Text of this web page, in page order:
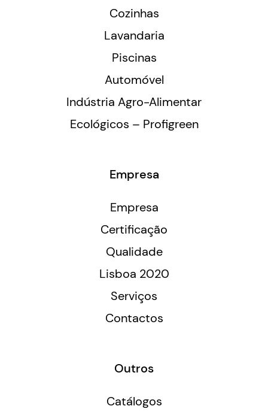
Cozinhas
Lavandaria
Piscinas
Automóvel
Indústria Agro-Alimentar
Ecológicos – Profigreen
Empresa
Empresa
Certificação
Qualidade
Lisboa 2020
Serviços
Contactos
Outros
Catálogos